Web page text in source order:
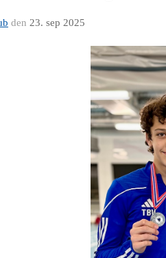
den 23. sep 2025